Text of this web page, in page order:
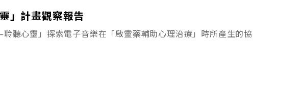
」計畫觀察報告
聽心靈」探索電子音樂在「啟靈藥輔助心理治療」時所產生的協